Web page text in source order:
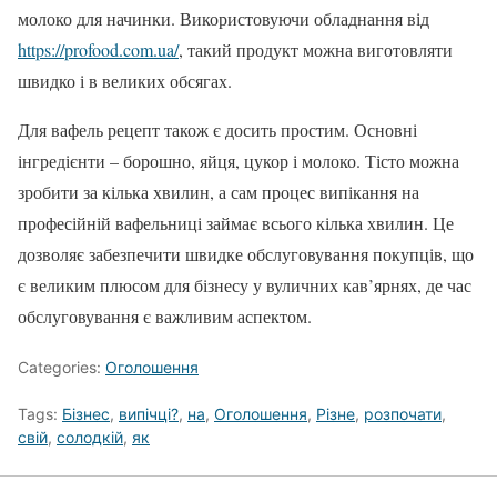
молоко для начинки. Використовуючи обладнання від
https://profood.com.ua/, такий продукт можна виготовляти
швидко і в великих обсягах.
Для вафель рецепт також є досить простим. Основні
інгредієнти – борошно, яйця, цукор і молоко. Тісто можна
зробити за кілька хвилин, а сам процес випікання на
професійній вафельниці займає всього кілька хвилин. Це
дозволяє забезпечити швидке обслуговування покупців, що
є великим плюсом для бізнесу у вуличних кав’ярнях, де час
обслуговування є важливим аспектом.
Categories: Оголошення
Tags: Бізнес, випічці?, на, Оголошення, Різне, розпочати,
свій, солодкій, як